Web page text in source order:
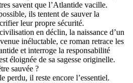
savent que l’Atlantide vacille.
ils tentent de sauver la
leur propre sécurité.
en déclin, la naissance d’un
inéluctable, ce roman retrace les
et interroge la responsabilité
éloignée de sa sagesse originelle.
sauvée ?
perdu, il reste encore l’essentiel.